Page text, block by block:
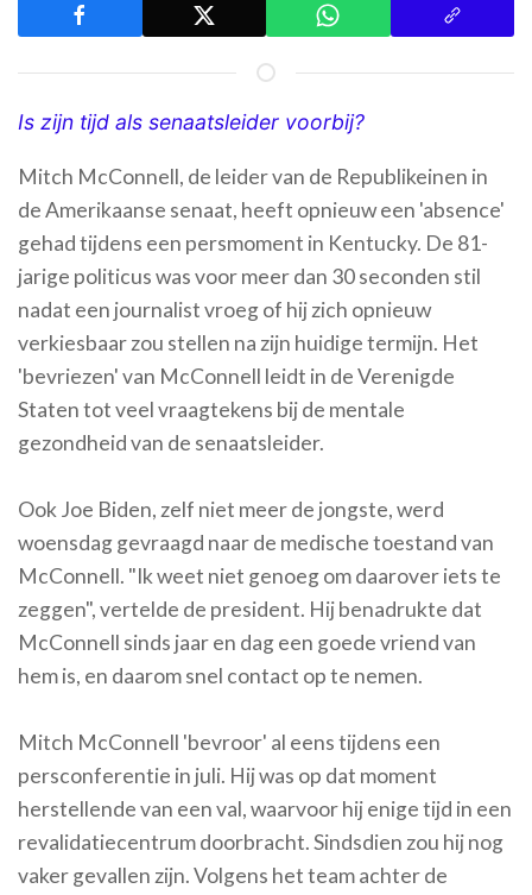
Is zijn tijd als senaatsleider voorbij?
Mitch McConnell, de leider van de Republikeinen in
de Amerikaanse senaat, heeft opnieuw een 'absence'
gehad tijdens een persmoment in Kentucky. De 81-
jarige politicus was voor meer dan 30 seconden stil
nadat een journalist vroeg of hij zich opnieuw
verkiesbaar zou stellen na zijn huidige termijn. Het
'bevriezen' van McConnell leidt in de Verenigde
Staten tot veel vraagtekens bij de mentale
gezondheid van de senaatsleider.
Ook Joe Biden, zelf niet meer de jongste, werd
woensdag gevraagd naar de medische toestand van
McConnell. "Ik weet niet genoeg om daarover iets te
zeggen", vertelde de president. Hij benadrukte dat
McConnell sinds jaar en dag een goede vriend van
hem is, en daarom snel contact op te nemen.
Mitch McConnell 'bevroor' al eens tijdens een
persconferentie in juli. Hij was op dat moment
herstellende van een val, waarvoor hij enige tijd in een
revalidatiecentrum doorbracht. Sindsdien zou hij nog
vaker gevallen zijn. Volgens het team achter de